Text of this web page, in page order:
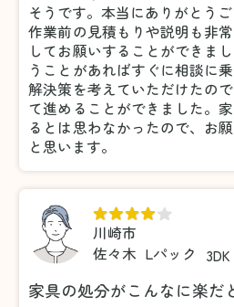
そうです。本当にありがとうご
作業前の見積もりや説明も非
してお願いすることができま
うことがあればすぐに相談に
解決策を考えていただけたの
て進めることができました。
るとは思わなかったので、お
と思います。
川崎市
佐々木 Lパック 3DK
家具の処分がこんなに楽だ